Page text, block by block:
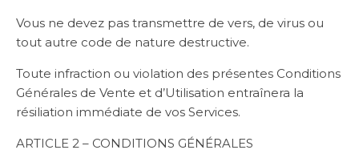
Vous ne devez pas transmettre de vers, de virus ou
tout autre code de nature destructive.
Toute infraction ou violation des présentes Conditions
Générales de Vente et d’Utilisation entraînera la
résiliation immédiate de vos Services.
ARTICLE 2 – CONDITIONS GÉNÉRALES